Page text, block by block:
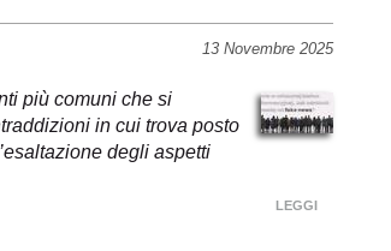
13 Novembre 2025
più comuni che si
in cui trova posto
degli aspetti
LEGGI